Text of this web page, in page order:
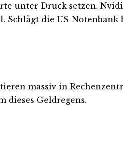
unter Druck setzen.
die US-Notenbank
massiv in
dieses Geldregens.